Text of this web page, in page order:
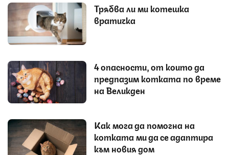
Трябва ли ми котешка
вратичка
4 опасности, от които да
предпазим котката по време
на Великден
Как мога да помогна на
котката ми да се адаптира
към новия дом